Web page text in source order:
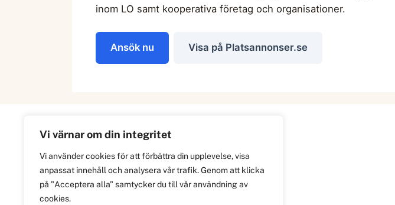
Vi värnar om din integritet
Vi använder cookies för att förbättra din upplevelse, visa
anpassat innehåll och analysera vår trafik. Genom att klicka
på "Acceptera alla" samtycker du till vår användning av
cookies.
inom LO samt kooperativa företag och organisationer.
Ansök nu Visa på Platsannonser.se
Information
Om
Integritetspolicy